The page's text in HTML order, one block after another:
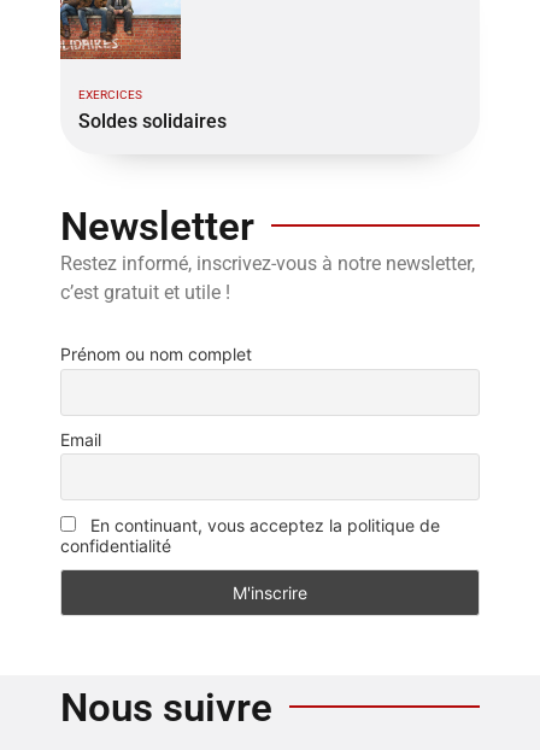
EXERCICES
Soldes solidaires
Newsletter
Restez informé, inscrivez-vous à notre newsletter,
c’est gratuit et utile !
Prénom ou nom complet
Email
En continuant, vous acceptez la politique de
confidentialité
Nous suivre